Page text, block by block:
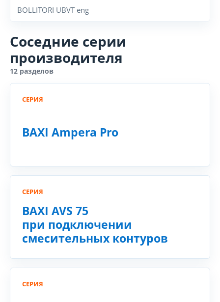
BOLLITORI UBVT eng
Соседние серии
производителя
12 разделов
СЕРИЯ
BAXI Ampera Pro
СЕРИЯ
BAXI AVS 75
при подключении
смесительных контуров
СЕРИЯ